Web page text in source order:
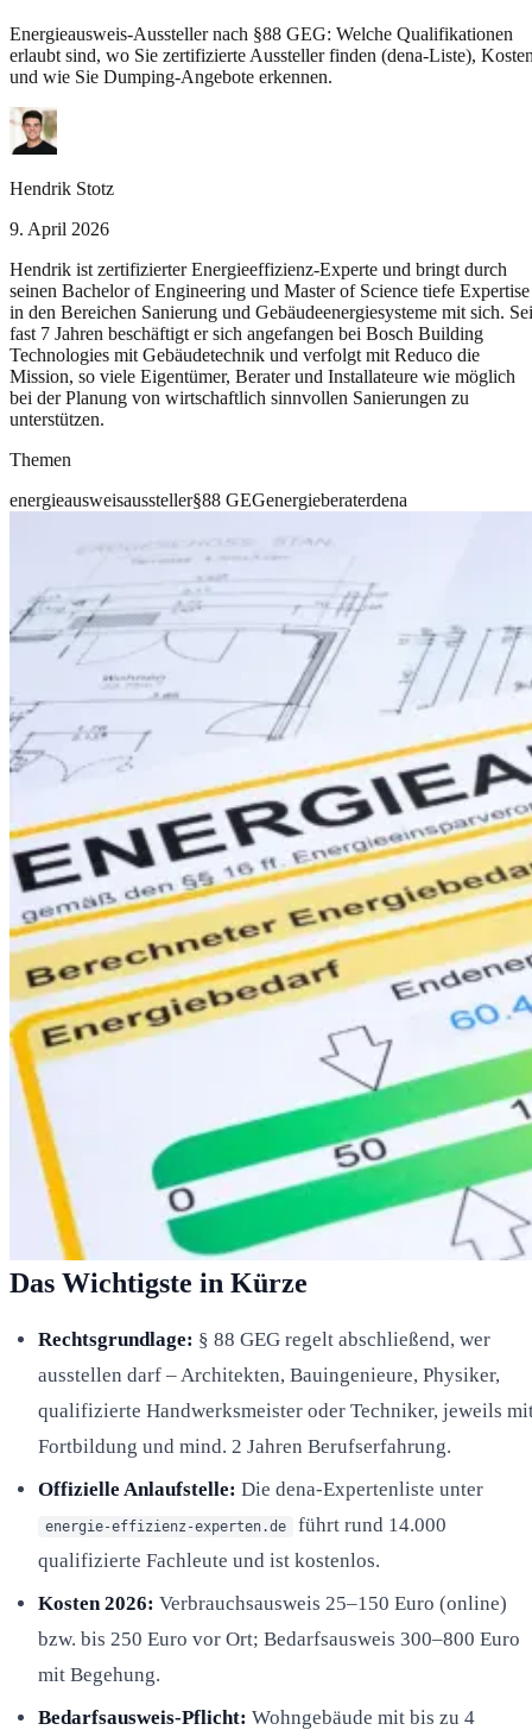
Energieausweis-Aussteller nach §88 GEG: Welche Qualifikationen
erlaubt sind, wo Sie zertifizierte Aussteller finden (dena-Liste),
und wie Sie Dumping-Angebote erkennen.
Hendrik Stotz
9. April 2026
Hendrik ist zertifizierter Energieeffizienz-Experte und bringt durch
seinen Bachelor of Engineering und Master of Science tiefe Expertise
in den Bereichen Sanierung und Gebäudeenergiesysteme mit sich.
fast 7 Jahren beschäftigt er sich angefangen bei Bosch Building
Technologies mit Gebäudetechnik und verfolgt mit Reduco die
Mission, so viele Eigentümer, Berater und Installateure wie möglich
bei der Planung von wirtschaftlich sinnvollen Sanierungen zu
unterstützen.
Themen
energieausweisaussteller§88 GEGenergieberaterdena
Das Wichtigste in Kürze
Rechtsgrundlage: § 88 GEG regelt abschließend, wer
ausstellen darf – Architekten, Bauingenieure, Physiker,
qualifizierte Handwerksmeister oder Techniker, jeweils
Fortbildung und mind. 2 Jahren Berufserfahrung.
Offizielle Anlaufstelle: Die dena-Expertenliste unter
energie-effizienz-experten.de
führt rund 14.000
qualifizierte Fachleute und ist kostenlos.
Kosten 2026: Verbrauchsausweis 25–150 Euro (online)
bzw. bis 250 Euro vor Ort; Bedarfsausweis 300–800 Euro
mit Begehung.
Bedarfsausweis-Pflicht: Wohngebäude mit bis zu 4